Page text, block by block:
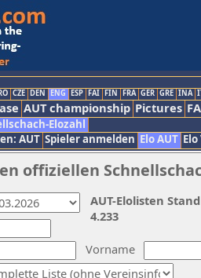
CZE DEN ENG ESP FAI FIN FRA GER GRE INA
AUT championship Pictures
Elozahl
AUT Spieler anmelden Elo AUT
offiziellen
Vorname
AUT-Elolisten
4.233